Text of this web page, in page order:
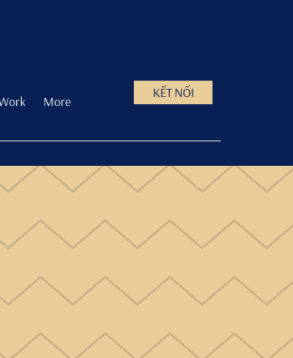
More
KẾT NỐI